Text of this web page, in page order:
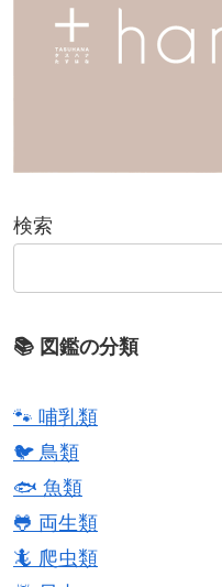
検索
📚 図鑑の分類
🐾 哺乳類
🐦 鳥類
🐟 魚類
🐸 両生類
🦎 爬虫類